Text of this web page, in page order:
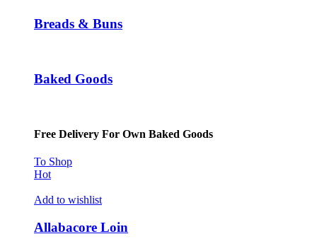
Breads & Buns
Baked Goods
Free Delivery For Own Baked Goods
To Shop
Hot
Add to wishlist
Allabacore Loin